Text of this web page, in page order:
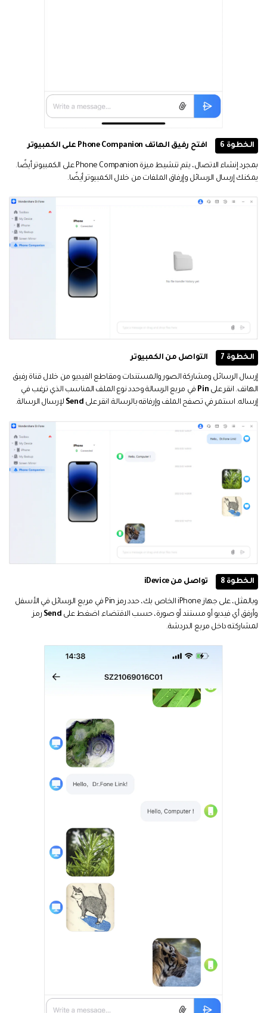
الخطوة 6 افتح رفيق الهاتف Phone Companion على الكمبيوتر
بمجرد إنشاء الاتصال، يتم تنشيط ميزة Phone Companion على الكمبيوتر أيضًا.
يمكنك إرسال الرسائل وإرفاق الملفات من خلال الكمبيوتر أيضًا.
الخطوة 7 التواصل من الكمبيوتر
إرسال الرسائل ومشاركة الصور والمستندات ومقاطع الفيديو من خلال قناة رفيق
الهاتف. انقر على Pin في مربع الرسالة وحدد نوع الملف المناسب الذي ترغب في
إرساله. استمر في تصفح الملف وإرفاقه بالرسالة. انقر على Send لإرسال الرسالة.
الخطوة 8 تواصل من iDevice
وبالمثل، على جهاز iPhone الخاص بك، حدد رمز Pin في مربع الرسائل في الأسفل
وأرفق أي فيديو أو مستند أو صورة، حسب الاقتضاء. اضغط على Send رمز
لمشاركته داخل مربع الدردشة.